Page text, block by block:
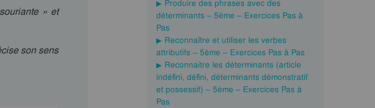
» et
son sens
Produire des phrases avec des
déterminants – 5ème – Exercices Pas à
Pas
Reconnaître et utiliser les verbes
attributifs – 5ème – Exercices Pas à Pas
Reconnaitre les déterminants (article
indéfini, défini, déterminants démonstratif
et possessif) – 5ème – Exercices Pas à
Pas